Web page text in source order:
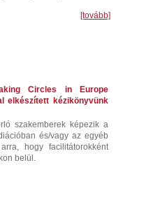
[tovább]
Circles in Europe
elkészített kézikönyvünk
szakemberek képezik a
és/vagy az egyéb
hogy facilitátorokként
belül.